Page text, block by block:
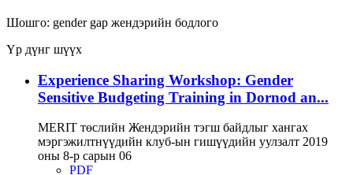
Шошго: gender gap жендэрийн бодлого
Үр дүнг шүүх
Experience Sharing Workshop: Gender
Sensitive Budgeting Training in Dornod an...
MERIT төслийн Жендэрийн тэгш байдлыг хангах
мэргэжилтнүүдийн клуб-ын гишүүдийн уулзалт 2019
оны 8-р сарын 06
PDF